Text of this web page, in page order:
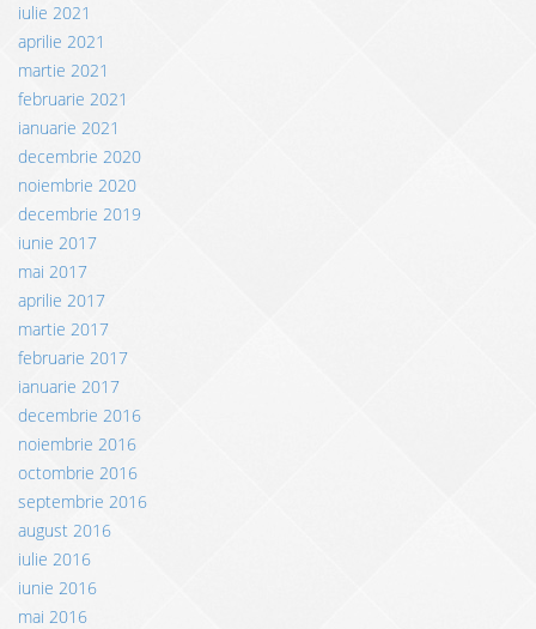
iulie 2021
aprilie 2021
martie 2021
februarie 2021
ianuarie 2021
decembrie 2020
noiembrie 2020
decembrie 2019
iunie 2017
mai 2017
aprilie 2017
martie 2017
februarie 2017
ianuarie 2017
decembrie 2016
noiembrie 2016
octombrie 2016
septembrie 2016
august 2016
iulie 2016
iunie 2016
mai 2016